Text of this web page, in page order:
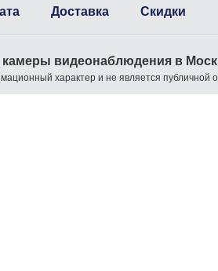
Доставка Скидки
камеры видеонаблюдения в
характер и не является публичной